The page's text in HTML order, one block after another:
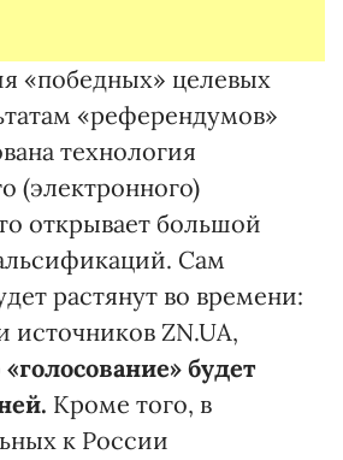
«победных» целевых
«референдумов»
технология
(электронного)
открывает большой
Сам
растянут во времени:
ZN.UA,
«голосование» будет
Кроме того, в
к России